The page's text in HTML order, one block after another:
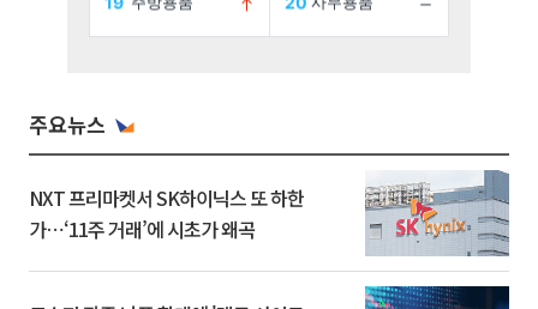
주요뉴스
NXT 프리마켓서 SK하이닉스 또 하한
가⋯‘11주 거래’에 시초가 왜곡